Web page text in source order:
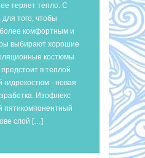
теряет тепло. С
для того, чтобы
комфортным и
выбирают хорошие
костюмы
в теплой
- новая
Изофлекс
пятикомпонентный
слой […]